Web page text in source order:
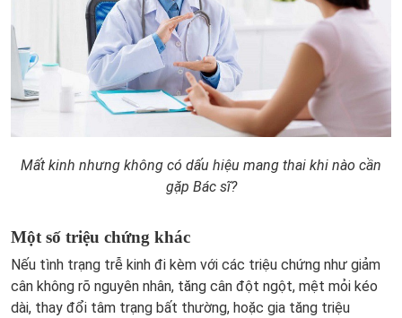
Mất kinh nhưng không có dấu hiệu mang thai khi nào cần
gặp Bác sĩ?
Một số triệu chứng khác
Nếu tình trạng trễ kinh đi kèm với các triệu chứng như giảm
cân không rõ nguyên nhân, tăng cân đột ngột, mệt mỏi kéo
dài, thay đổi tâm trạng bất thường, hoặc gia tăng triệu